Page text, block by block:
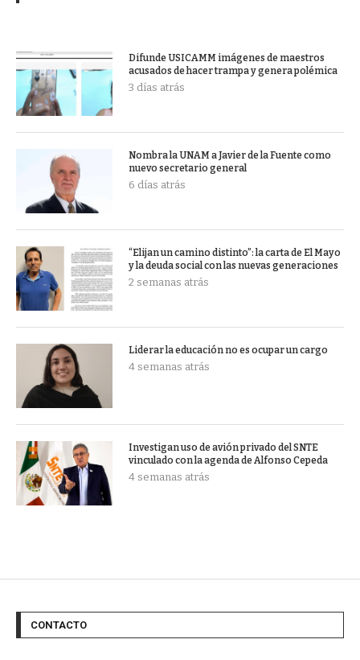
Difunde USICAMM imágenes de maestros
acusados de hacer trampa y genera polémica
3 días atrás
Nombra la UNAM a Javier de la Fuente como
nuevo secretario general
6 días atrás
“Elijan un camino distinto”: la carta de El Mayo
y la deuda social con las nuevas generaciones
2 semanas atrás
Liderar la educación no es ocupar un cargo
4 semanas atrás
Investigan uso de avión privado del SNTE
vinculado con la agenda de Alfonso Cepeda
4 semanas atrás
CONTACTO